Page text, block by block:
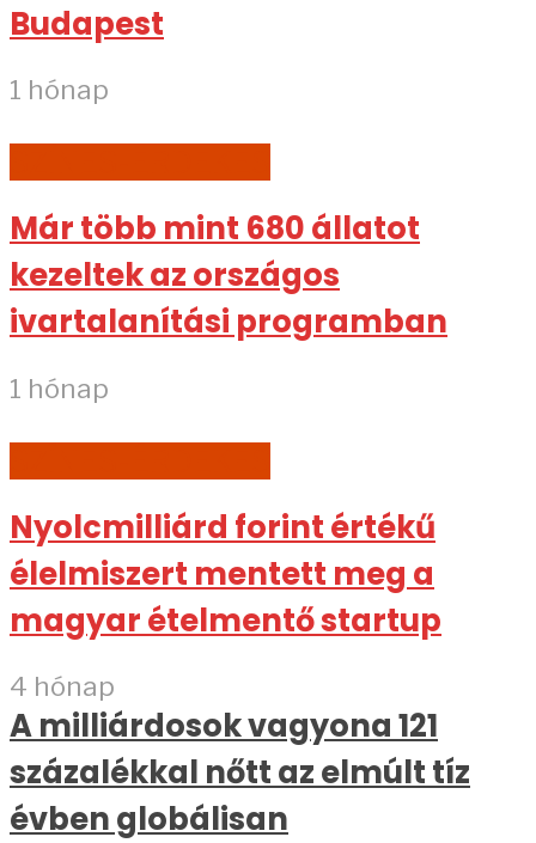
Budapest
1 hónap
Már több mint 680 állatot
kezeltek az országos
ivartalanítási programban
1 hónap
Nyolcmilliárd forint értékű
élelmiszert mentett meg a
magyar ételmentő startup
4 hónap
A milliárdosok vagyona 121
százalékkal nőtt az elmúlt tíz
évben globálisan